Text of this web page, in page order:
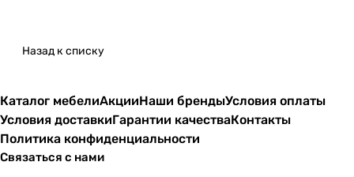
Назад к списку
Каталог мебелиАкцииНаши брендыУсловия оплаты
Условия доставкиГарантии качестваКонтакты
Политика конфиденциальности
Связаться с нами